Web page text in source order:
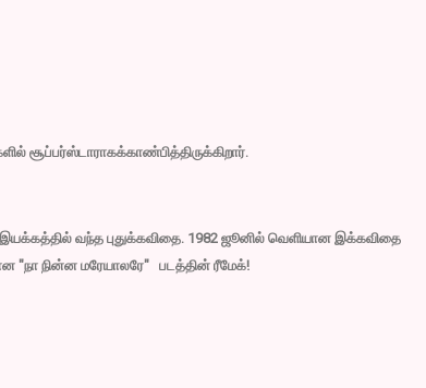
சூப்பர்ஸ்டாராகக்காண்பித்திருக்கிறார்.
இயக்கத்தில் வந்த புதுக்கவிதை. 1982 ஜூனில் வெளியான இக்கவிதை
"நா நின்ன மரேயாலரே" படத்தின் ரீமேக்!